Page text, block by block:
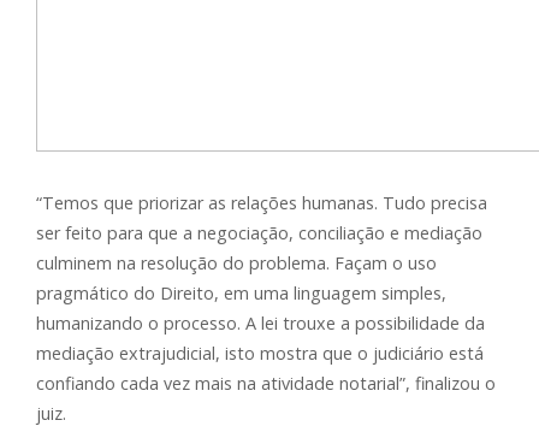
“Temos que priorizar as relações humanas. Tudo precisa
ser feito para que a negociação, conciliação e mediação
culminem na resolução do problema. Façam o uso
pragmático do Direito, em uma linguagem simples,
humanizando o processo. A lei trouxe a possibilidade da
mediação extrajudicial, isto mostra que o judiciário está
confiando cada vez mais na atividade notarial”, finalizou o
juiz.